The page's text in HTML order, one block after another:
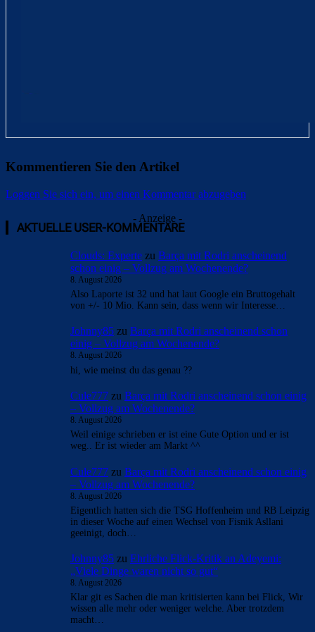
Kommentieren Sie den Artikel
Loggen Sie sich ein, um einen Kommentar abzugeben
- Anzeige -
AKTUELLE USER-KOMMENTARE
Clouds: Experte zu Barça mit Rodri anscheinend
schon einig – Vollzug am Wochenende?
8. August 2026
Also Laporte ist 32 und hat laut Google ein Bruttogehalt
von +/- 10 Mio. Kann sein, dass wenn wir Interesse…
Johnny85 zu Barça mit Rodri anscheinend schon
einig – Vollzug am Wochenende?
8. August 2026
hi, wie meinst du das genau ??
Cule777 zu Barça mit Rodri anscheinend schon einig
– Vollzug am Wochenende?
8. August 2026
Weil einige schrieben er ist eine Gute Option und er ist
weg.. Er ist wieder am Markt ^^
Cule777 zu Barça mit Rodri anscheinend schon einig
– Vollzug am Wochenende?
8. August 2026
Eigentlich hatten sich die TSG Hoffenheim und RB Leipzig
in dieser Woche auf einen Wechsel von Fisnik Asllani
geeinigt, doch…
Johnny85 zu Ehrliche Flick-Kritik an Adeyemi:
„Viele Dinge waren nicht so gut“
8. August 2026
Klar git es Sachen die man kritisierten kann bei Flick, Wir
wissen alle mehr oder weniger welche. Aber trotzdem
macht…